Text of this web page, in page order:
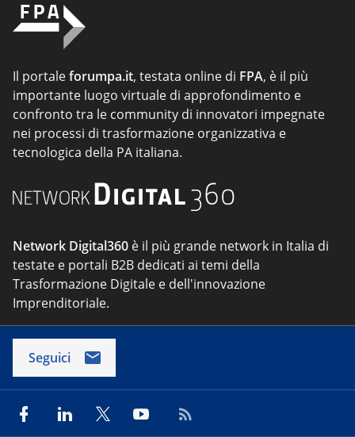
Il portaleforumpa.it, testata online di FPA, è il più
importante luogo virtuale di approfondimento e
confronto tra le community di innovatori impegnate
nei processi di trasformazione organizzativa e
tecnologica della PA italiana.
Network Digital360 è il più grande network in Italia di
testate e portali B2B dedicati ai temi della
Trasformazione Digitale e dell'innovazione
Imprenditoriale.
Seguici